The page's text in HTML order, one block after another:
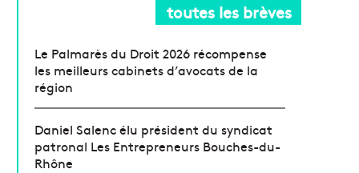
toutes les brèves
Le Palmarès du Droit 2026 récompense
les meilleurs cabinets d’avocats de la
région
Daniel Salenc élu président du syndicat
patronal Les Entrepreneurs Bouches-du-
Rhône